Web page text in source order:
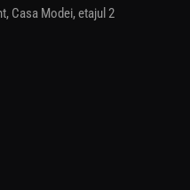
Casa Modei, etajul 2